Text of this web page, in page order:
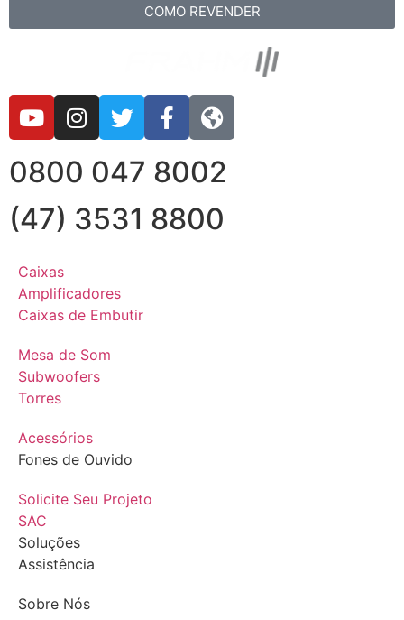
COMO REVENDER
0800 047 8002
(47) 3531 8800
Caixas
Amplificadores
Caixas de Embutir
Mesa de Som
Subwoofers
Torres
Acessórios
Fones de Ouvido
Solicite Seu Projeto
SAC
Soluções
Assistência
Sobre Nós